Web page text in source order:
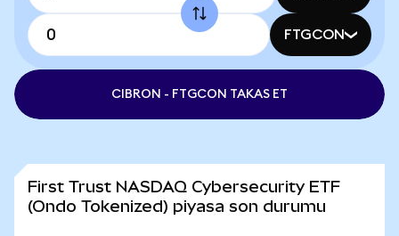
FTGCON
CIBRON - FTGCON TAKAS ET
First Trust NASDAQ Cybersecurity ETF
(Ondo Tokenized) piyasa son durumu